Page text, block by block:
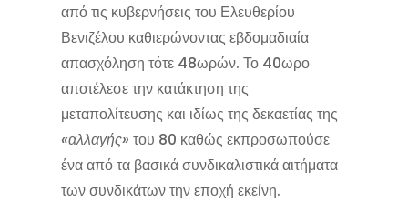
από τις κυβερνήσεις του Ελευθερίου
Βενιζέλου καθιερώνοντας εβδομαδιαία
απασχόληση τότε 48ωρών. Το 40ωρο
αποτέλεσε την κατάκτηση της
μεταπολίτευσης και ιδίως της δεκαετίας της
«αλλαγής» του 80 καθώς εκπροσωπούσε
ένα από τα βασικά συνδικαλιστικά αιτήματα
των συνδικάτων την εποχή εκείνη.